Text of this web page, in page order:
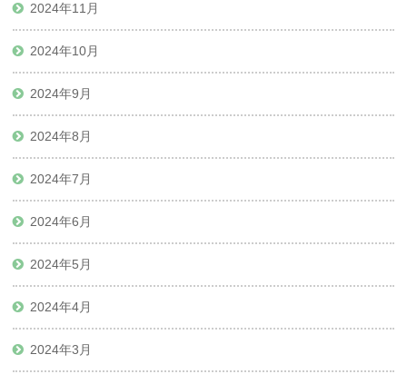
2024年11月
2024年10月
2024年9月
2024年8月
2024年7月
2024年6月
2024年5月
2024年4月
2024年3月